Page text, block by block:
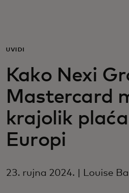
Za poslovanje
Za svijet
Za inovatore
Novosti i trendovi
UVIDI
Kako Nexi
Mastercard
krajolik
Europi
23. rujna 2024. | Louise